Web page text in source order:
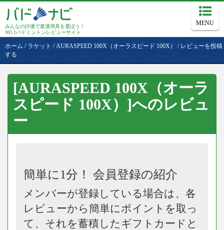
みんなの評価で最適用具を選ぼう！
NO.1バドミントンレビューサイト
MENU
ホーム / ラケット / AURASPEED 100X（オーラスピード 100X） / レビューを投稿
する
[AURASPEED 100X（オーラ
スピード 100X）]へのレビュ
ー
簡単に1分！ 会員登録の紹介
メンバーが登録している場合は、各
レビューから簡単にポイントを取っ
て、それを蓄積したギフトカードと